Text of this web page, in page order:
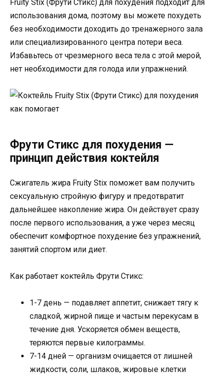
Fruity Stix (Фрути Стикс) для похудения подходит для
использования дома, поэтому вы можете похудеть
без необходимости доходить до тренажерного зала
или специализированного центра потери веса.
Избавьтесь от чрезмерного веса тела с этой мерой,
нет необходимости для голода или упражнений.
Фрути Стикс для похудения —
принцип действия коктейля
Сжигатель жира Fruity Stix поможет вам получить
сексуальную стройную фигуру и предотвратит
дальнейшее накопление жира. Он действует сразу
после первого использования, а уже через месяц
обеспечит комфортное похудение без упражнений,
занятий спортом или диет.
Как работает коктейль Фрути Стикс:
1-7 день — подавляет аппетит, снижает тягу к
сладкой, жирной пище и частым перекусам в
течение дня. Ускоряется обмен веществ,
теряются первые килограммы.
7-14 дней — организм очищается от лишней
жидкости, соли, шлаков, жировые клетки